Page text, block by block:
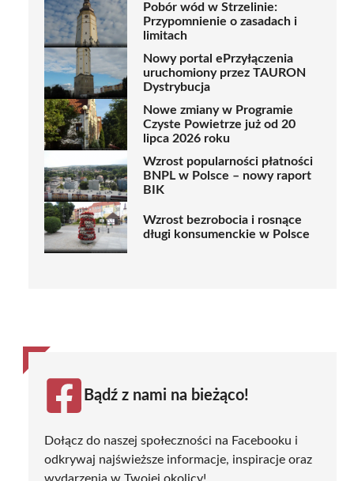
Pobór wód w Strzelinie:
Przypomnienie o zasadach i
limitach
Nowy portal ePrzyłączenia
uruchomiony przez TAURON
Dystrybucja
Nowe zmiany w Programie
Czyste Powietrze już od 20
lipca 2026 roku
Wzrost popularności płatności
BNPL w Polsce – nowy raport
BIK
Wzrost bezrobocia i rosnące
długi konsumenckie w Polsce
Bądź z nami na bieżąco!
Dołącz do naszej społeczności na Facebooku i
odkrywaj najświeższe informacje, inspiracje oraz
wydarzenia w Twojej okolicy!